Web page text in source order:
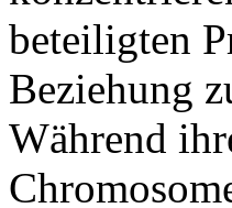
beteiligten
Beziehung
Während